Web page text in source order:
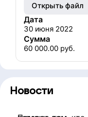
Открыть файл
Дата
30 июня 2022
Сумма
60 000.00 руб.
Новости